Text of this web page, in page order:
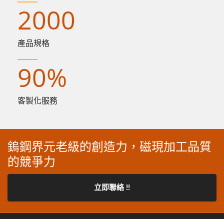
2000
產品規格
90%
客製化服務
鎢鋼界元老級的創造力，磁現加工品質
的競爭力
立即聯絡 !!